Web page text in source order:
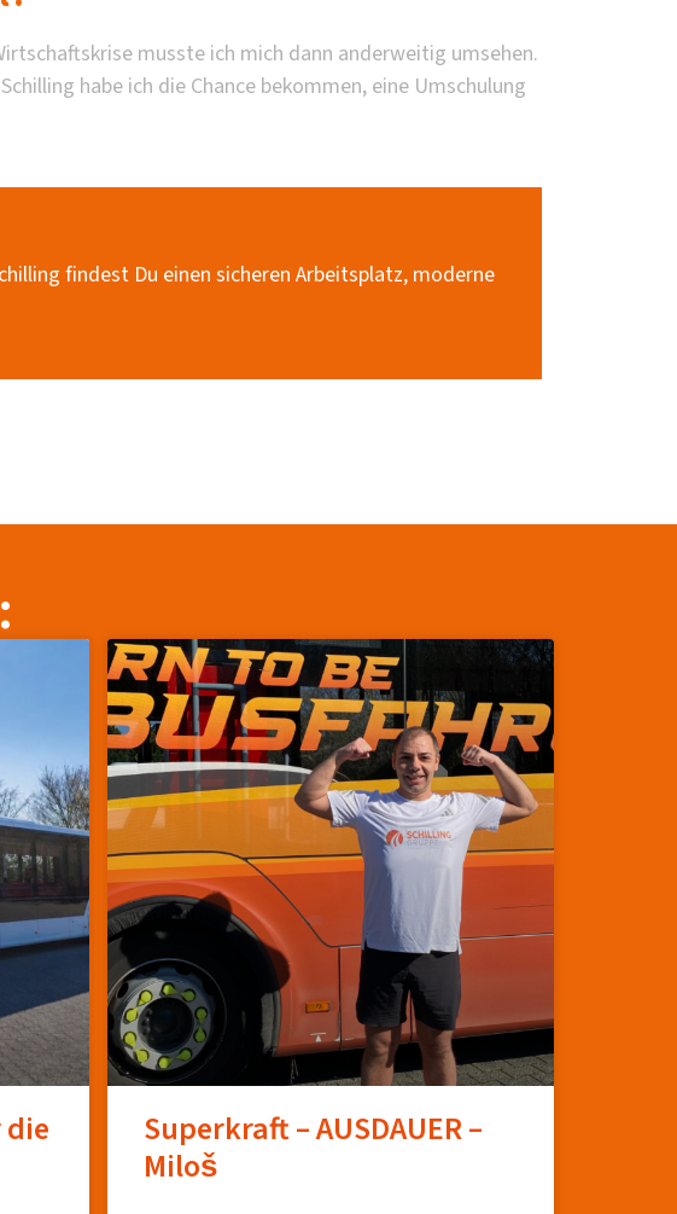
musste ich mich dann anderweitig umsehen.
habe ich die Chance bekommen, eine Umschulung
findest Du einen sicheren Arbeitsplatz, moderne
Superkraft – AUSDAUER –
Miloš